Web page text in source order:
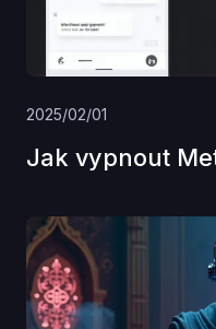
2025/02/01
Jak vypnout